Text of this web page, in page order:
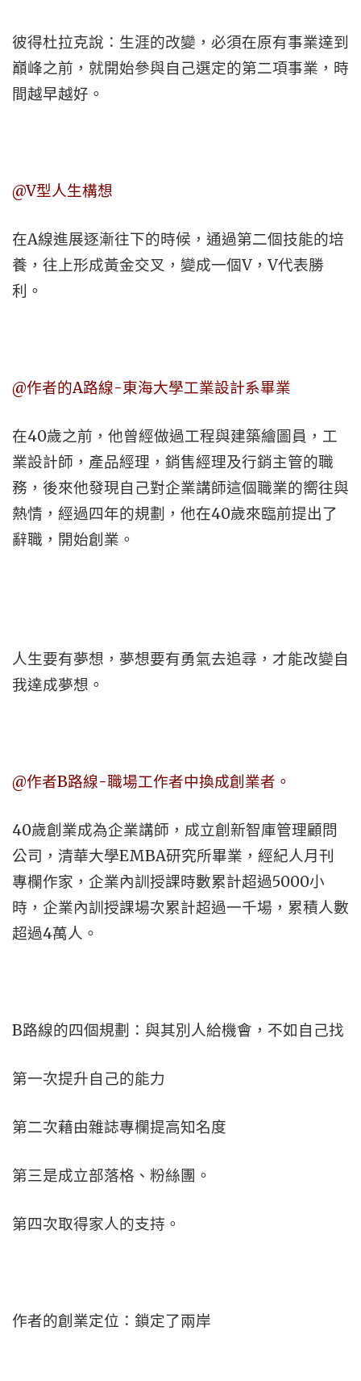
彼得杜拉克說：生涯的改變，必須在原有事業達到
巔峰之前，就開始參與自己選定的第二項事業，時
間越早越好。
@V型人生構想
在A線進展逐漸往下的時候，通過第二個技能的培
養，往上形成黃金交叉，變成一個V，V代表勝
利。
@作者的A路線-東海大學工業設計系畢業
在40歲之前，他曾經做過工程與建築繪圖員，工
業設計師，產品經理，銷售經理及行銷主管的職
務，後來他發現自己對企業講師這個職業的嚮往與
熱情，經過四年的規劃，他在40歲來臨前提出了
辭職，開始創業。
人生要有夢想，夢想要有勇氣去追尋，才能改變自
我達成夢想。
@作者B路線-職場工作者中換成創業者。
40歲創業成為企業講師，成立創新智庫管理顧問
公司，清華大學EMBA研究所畢業，經紀人月刊
專欄作家，企業內訓授課時數累計超過5000小
時，企業內訓授課場次累計超過一千場，累積人數
超過4萬人。
B路線的四個規劃：與其別人給機會，不如自己找
第一次提升自己的能力
第二次藉由雜誌專欄提高知名度
第三是成立部落格、粉絲團。
第四次取得家人的支持。
作者的創業定位：鎖定了兩岸